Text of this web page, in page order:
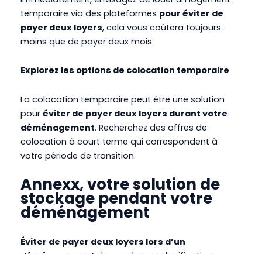
temporaire via des plateformes pour éviter de
payer deux loyers, cela vous coûtera toujours
moins que de payer deux mois.
Explorez les options de colocation temporaire
La colocation temporaire peut être une solution
pour éviter de payer deux loyers durant votre
déménagement. Recherchez des offres de
colocation à court terme qui correspondent à
votre période de transition.
Annexx, votre solution de
stockage pendant votre
déménagement
Éviter de payer deux loyers lors d’un